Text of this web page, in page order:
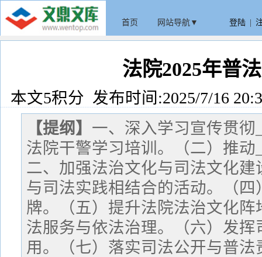
首页 网站导航▼ 登陆
法院2025年普
本文5积分 发布时间:2025/7/16
【提纲】 一、深入学习宣传贯
法院干警学习培训。（二）推
二、加强法治文化与司法文化
与司法实践相结合的活动。（
牌。（五）提升法院法治文化
法服务与依法治理。（六）发
用。（七）落实司法公开与普